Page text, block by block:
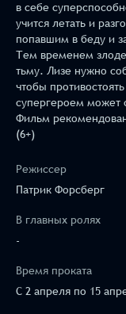
в себе
учится летать и
попавшим в беду и
Тем временем
тьму. Лизе нужно
чтобы
супергероем может
Фильм
(6+)
Режиссер
Патрик Форсберг
В главных ролях
-
Время проката
C 2 апреля по 15